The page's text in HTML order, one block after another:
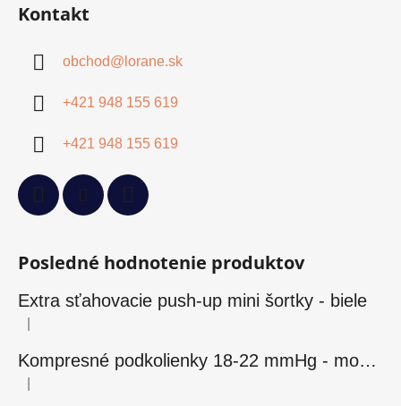
Kontakt
obchod@ lorane.sk
+421 948 155 619
+421 948 155 619
Posledné hodnotenie produktov
Extra sťahovacie push-up mini šortky - biele
Hodnotenie produktu je 5 z 5 hviezdičiek.
Kompresné podkolienky 18-22 mmHg - modré
Hodnotenie produktu je 5 z 5 hviezdičiek.